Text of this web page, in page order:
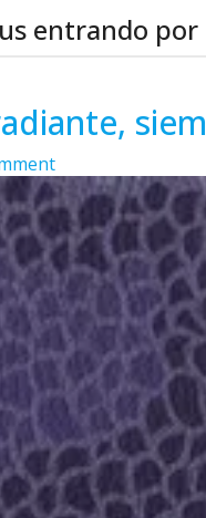
entrando por
on
Azaleia:
Siempre
radiante,
siempre
Tú